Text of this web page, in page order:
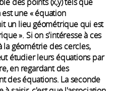
une « équation
un lieu géométrique qui est
». Si on s'intéresse à ces
géométrie des cercles,
étudier leurs équations par
en regardant des
des équations. La seconde